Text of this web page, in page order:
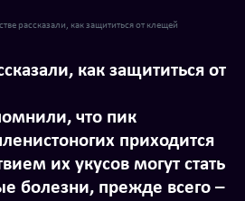
рассказали, как защититься от клещей
как защититься от
что пик
приходится
их укусов могут стать
болезни, прежде всего –